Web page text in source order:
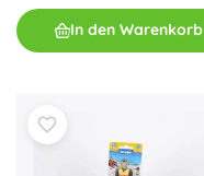
In den Warenkorb